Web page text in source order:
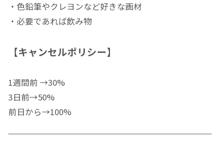
・色鉛筆やクレヨンなど好きな画材
・必要であれば飲み物
【キャンセルポリシー】
1週間前 →30%
3日前→50%
前日から→100%